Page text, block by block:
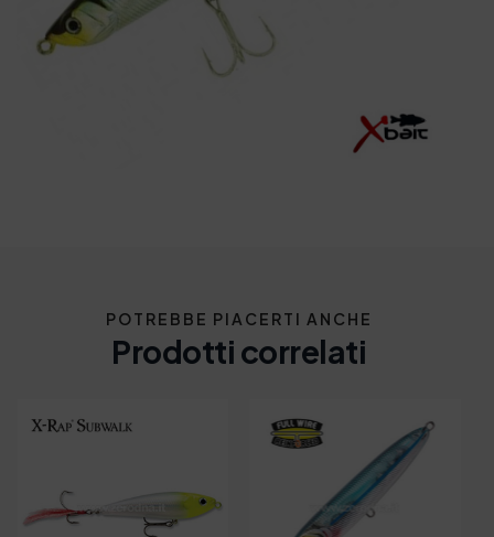
POTREBBE PIACERTI ANCHE
Prodotti correlati